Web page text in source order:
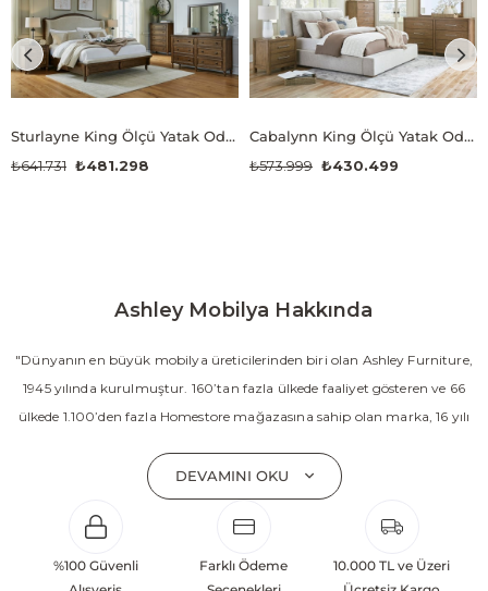
Sturlayne King Ölçü Yatak Odası Takımı
₺481.298
₺641.731
Cabalynn King Ölçü Yatak Odası Takımı
₺430.499
₺573.999
Ashley Mobilya Hakkında
"Dünyanın en büyük mobilya üreticilerinden biri olan Ashley Furniture,
1945 yılında kurulmuştur. 160’tan fazla ülkede faaliyet gösteren ve 66
ülkede 1.100’den fazla Homestore mağazasına sahip olan marka, 16 yılı
yatak odası, oturma odası, yemek odası, home ofis ve ev dekorasyon
aksesuarları dahil olmak üzere 20’den fazla ürün kategorisinde geniş bir
koleksiyon sunmaktadır. Sabit ve hareketli koltuklar, yataklar, bahçe
mobilyaları ve demonte ürün grupları ile ürün yelpazesini sürekli
geliştiren Ashley, güçlü ve verimli global altyapısı sayesinde dünya
DEVAMINI OKU
%100 Güvenli
Farklı Ödeme
10.000 TL ve Üzeri